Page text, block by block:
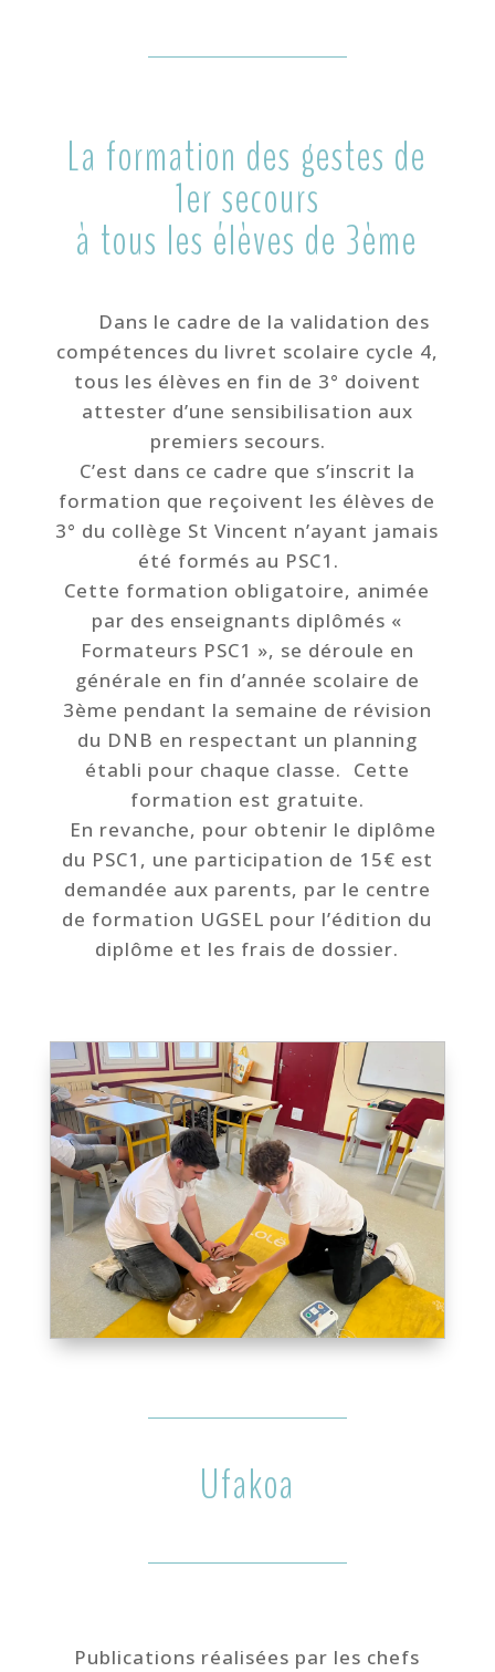
La formation des gestes de
1er secours
à tous les élèves de 3ème
Dans le cadre de la validation des
compétences du livret scolaire cycle 4,
tous les élèves en fin de 3° doivent
attester d’une sensibilisation aux
premiers secours.
C’est dans ce cadre que s’inscrit la
formation que reçoivent les élèves de
3° du collège St Vincent n’ayant jamais
été formés au PSC1.
Cette formation obligatoire, animée
par des enseignants diplômés «
Formateurs PSC1 », se déroule en
générale en fin d’année scolaire de
3ème pendant la semaine de révision
du DNB en respectant un planning
établi pour chaque classe. Cette
formation est gratuite.
En revanche, pour obtenir le diplôme
du PSC1, une participation de 15€ est
demandée aux parents, par le centre
de formation UGSEL pour l’édition du
diplôme et les frais de dossier.
Ufakoa
Publications réalisées par les chefs